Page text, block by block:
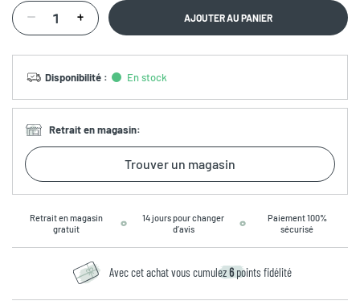
AJOUTER AU PANIER
Disponibilité : En stock
Retrait en magasin:
Trouver un magasin
Retrait en magasin
gratuit
14 jours pour changer
d’avis
Paiement 100%
sécurisé
Avec cet achat vous cumulez6 points fidélité